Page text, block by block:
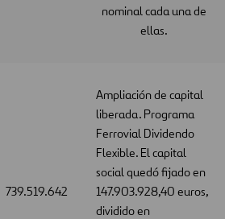
nominal cada una de
ellas.
739.519.642
Ampliación de capital
liberada. Programa
Ferrovial Dividendo
Flexible. El capital
social quedó fijado en
147.903.928,40 euros,
dividido en